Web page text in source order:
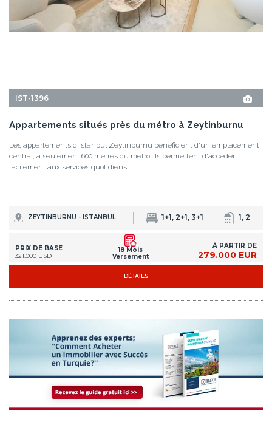
PRIX DE BASE
321.000 USD
18 Mois
Versement
À PARTIR DE
279.000 EUR